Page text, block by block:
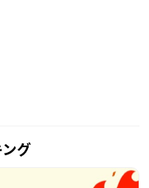
ング